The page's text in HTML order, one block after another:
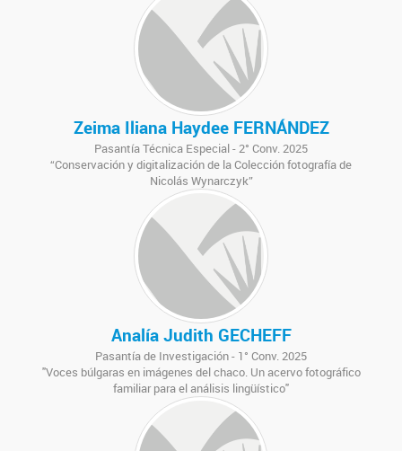
Zeima Iliana Haydee FERNÁNDEZ
Pasantía Técnica Especial - 2° Conv. 2025
“Conservación y digitalización de la Colección fotografía de
Nicolás Wynarczyk”
Analía Judith GECHEFF
Pasantía de Investigación - 1° Conv. 2025
"Voces búlgaras en imágenes del chaco. Un acervo fotográfico
familiar para el análisis lingüístico"